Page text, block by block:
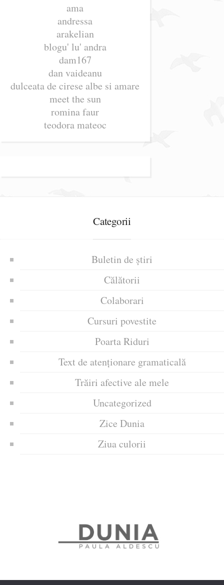
ama
andressa
arakelian
blogu' lu' andra
dam167
dan vaideanu
dulceata de cirese albe si amare
meet the sun
romina faur
teodora mateoc
Categorii
Buletin de știri
Călătorii
Colaborari
Cursuri povestite
Poarta Riduri
Text de atenționare gramaticală
Trăiri afective ale mele
Uncategorized
Zice Dunia
Ziua culorii